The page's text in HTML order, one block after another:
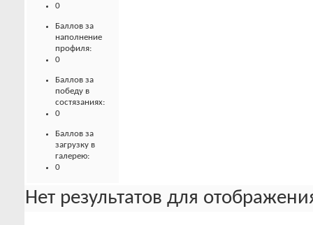
0
Баллов за
наполнение
профиля:
0
Баллов за
победу в
состязаниях:
0
Баллов за
загрузку в
галерею:
0
Нет результатов для